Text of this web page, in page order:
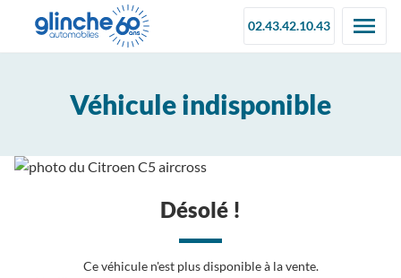
02.43.42.10.43
Véhicule indisponible
Désolé !
Ce véhicule n'est plus disponible à la vente.